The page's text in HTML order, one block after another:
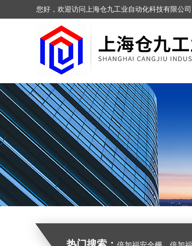
您好，欢迎访问上海仓九工业自动化科技有限公司